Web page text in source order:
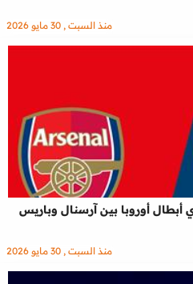
منذ السبت , 30 مايو 2026
أبطال أوروبا بين آرسنال وباريس
منذ السبت , 30 مايو 2026